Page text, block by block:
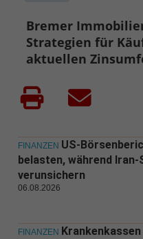
Bremer
Strategien für
aktuellen
FINANZEN US-
belasten, während
verunsichern
06.08.2026
FINANZEN